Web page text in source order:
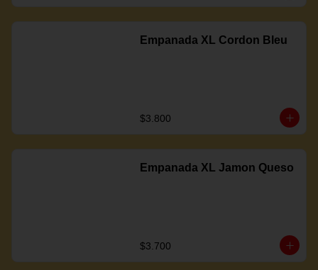
Empanada XL Cordon Bleu
$3.800
Empanada XL Jamon Queso
$3.700